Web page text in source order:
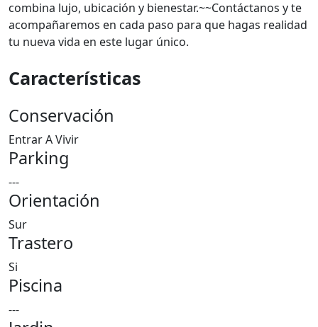
combina lujo, ubicación y bienestar.~~Contáctanos y te
acompañaremos en cada paso para que hagas realidad
tu nueva vida en este lugar único.
Características
Conservación
Entrar A Vivir
Parking
---
Orientación
Sur
Trastero
Si
Piscina
---